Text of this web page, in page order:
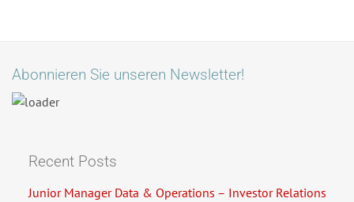
Abonnieren Sie unseren Newsletter!
Recent Posts
Junior Manager Data & Operations – Investor Relations